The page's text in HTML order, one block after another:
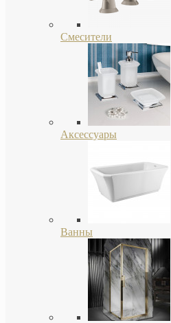
Смесители
Аксессуары
Ванны